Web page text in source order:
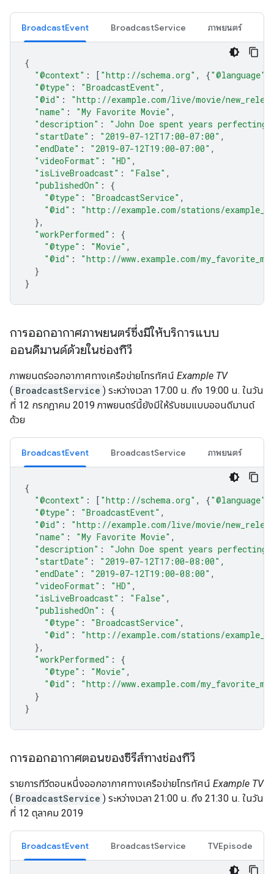
BroadcastEvent BroadcastService ภาพยนตร์
{
"@context" : [ "http://schema.org" , {"@language"
"@type" : "BroadcastEvent" ,
"@id" :
"http://example.com/live/movie/
"name" : "My Favorite Movie" ,
"description" :
"John Doe spent years
"startDate" : "2019-07-12T17:00-07:00" ,
"endDate" : "2019-07-12T19:00-07:00" ,
"videoFormat" : "HD" ,
"isLiveBroadcast" : "False" ,
"publishedOn" :
{
"@type" : "BroadcastService" ,
"@id" :
"http://example.com/stations/
},
"workPerformed" :
{
"@type" : "Movie" ,
"@id" :
"http://www.example.com/
}
}
การออกอากาศภาพยนตร์ซึ่งมีให้บริการแบบ
ออนดีมานด์ด้วยในช่องทีวี
ภาพยนตร์ออกอากาศทางเครือข่ายโทรทัศน์ Example TV
( BroadcastService ) ระหว่างเวลา 17:00 น. ถึง 19:00 น. ในวัน
ที่ 12 กรกฎาคม 2019 ภาพยนตร์นี้ยังมีให้รับชมแบบออนดีมานด์
ด้วย
BroadcastEvent BroadcastService ภาพยนตร์
{
"@context" : [ "http://schema.org" , {"@language"
"@type" : "BroadcastEvent" ,
"@id" :
"http://example.com/live/movie/
"name" : "My Favorite Movie" ,
"description" :
"John Doe spent years
"startDate" : "2019-07-12T17:00-08:00" ,
"endDate" : "2019-07-12T19:00-08:00" ,
"videoFormat" : "HD" ,
"isLiveBroadcast" : "False" ,
"publishedOn" :
{
"@type" : "BroadcastService" ,
"@id" :
"http://example.com/stations/
},
"workPerformed" :
{
"@type" : "Movie" ,
"@id" :
"http://www.example.com/
}
}
การออกอากาศตอนของซีรีส์ทางช่องทีวี
รายการทีวีตอนหนึ่งออกอากาศทางเครือข่ายโทรทัศน์ Example TV
( BroadcastService ) ระหว่างเวลา 21:00 น. ถึง 21:30 น. ในวัน
ที่ 12 ตุลาคม 2019
BroadcastEvent BroadcastService TVEpisode